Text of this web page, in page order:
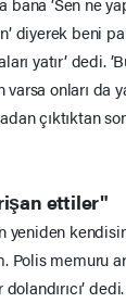
diyerek beni
yatır’ dedi.
onları da
çıktıktan
ettiler"
yeniden
memuru
dolandırıcı’